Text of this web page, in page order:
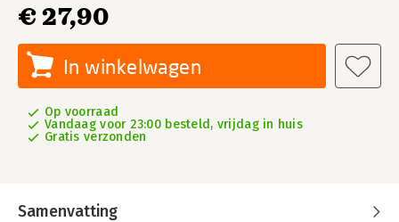
€ 27,90
In winkelwagen
Op voorraad
Vandaag voor 23:00 besteld, vrijdag in huis
Gratis verzonden
Samenvatting